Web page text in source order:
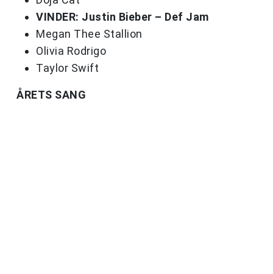
VINDER: Justin Bieber – Def Jam
Megan Thee Stallion
Olivia Rodrigo
Taylor Swift
ÅRETS SANG